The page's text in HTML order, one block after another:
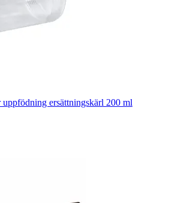
uppfödning ersättningskärl 200 ml